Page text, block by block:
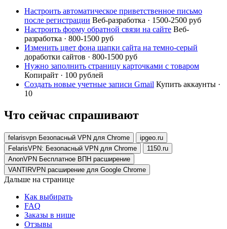
Настроить автоматическое приветственное письмо
после регистрации Веб-разработка · 1500-2500 руб
Настроить форму обратной связи на сайте Веб-
разработка · 800-1500 руб
Изменить цвет фона шапки сайта на темно-серый
доработки сайтов · 800-1500 руб
Нужно заполнить страницу карточками с товаром
Копирайт · 100 рублей
Создать новые учетные записи Gmail Купить аккаунты ·
10
Что сейчас спрашивают
felarisvpn Безопасный VPN для Chrome
ipgeo.ru
FelarisVPN: Безопасный VPN для Chrome
1150.ru
AnonVPN Бесплатное ВПН расширение
VANTIRVPN расширение для Google Chrome
Дальше на странице
Как выбирать
FAQ
Заказы в нише
Отзывы